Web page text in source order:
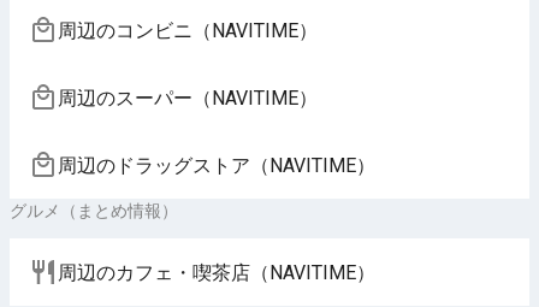
周辺のコンビニ（NAVITIME）
周辺のスーパー（NAVITIME）
周辺のドラッグストア（NAVITIME）
グルメ（まとめ情報）
周辺のカフェ・喫茶店（NAVITIME）